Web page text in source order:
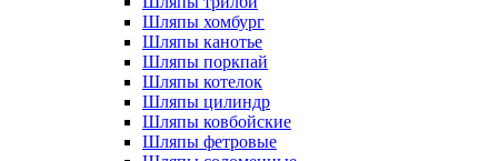
Шляпы хомбург
Шляпы канотье
Шляпы поркпай
Шляпы котелок
Шляпы цилиндр
Шляпы ковбойские
Шляпы фетровые